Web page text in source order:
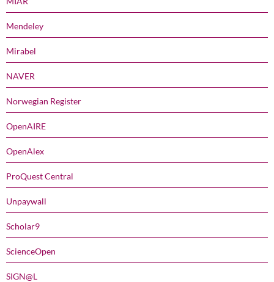
Mendeley
Mirabel
NAVER
Norwegian Register
OpenAIRE
OpenAlex
ProQuest Central
Unpaywall
Scholar9
ScienceOpen
SIGN@L